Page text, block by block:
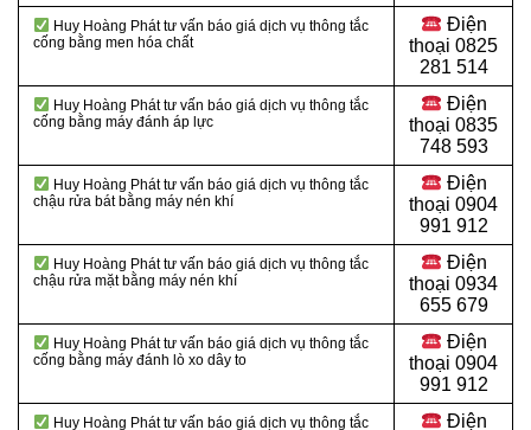
Huy Hoàng Phát tư vấn báo giá dịch vụ thông tắc
cống bằng men hóa chất
Điện
thoại 0825
281 514
Huy Hoàng Phát tư vấn báo giá dịch vụ thông tắc
cống bằng máy đánh áp lực
Điện
thoại 0835
748 593
Huy Hoàng Phát tư vấn báo giá dịch vụ thông tắc
chậu rửa bát bằng máy nén khí
Điện
thoại 0904
991 912
Huy Hoàng Phát tư vấn báo giá dịch vụ thông tắc
chậu rửa mặt bằng máy nén khí
Điện
thoại 0934
655 679
Huy Hoàng Phát tư vấn báo giá dịch vụ thông tắc
cống bằng máy đánh lò xo dây to
Điện
thoại 0904
991 912
Huy Hoàng Phát tư vấn báo giá dịch vụ thông tắc
Điện